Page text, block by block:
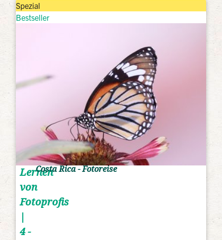
Spezial
Bestseller
Lernen
von
Fotoprofis
|
4 -
Costa Rica - Fotoreise